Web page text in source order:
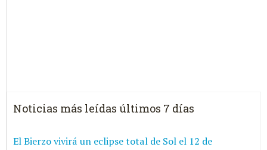
Noticias más leídas últimos 7 días
El Bierzo vivirá un eclipse total de Sol el 12 de